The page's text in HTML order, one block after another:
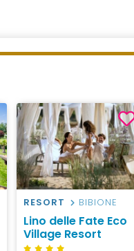
RESORT BIBIONE
Lino delle Fate Eco
Village Resort